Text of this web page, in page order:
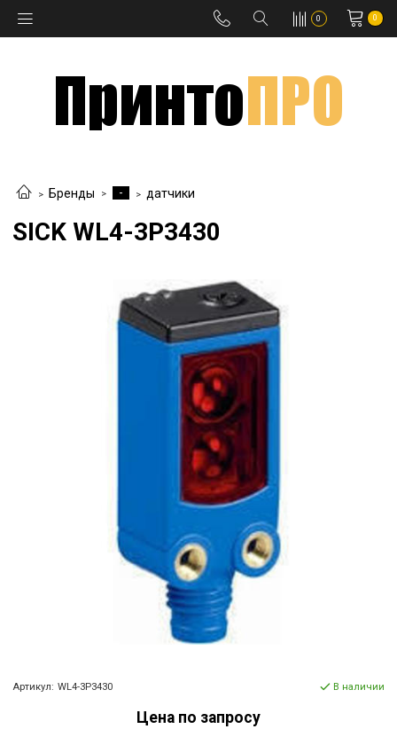
0 0
Бренды - датчики
SICK WL4-3P3430
Артикул: WL4-3P3430 В наличии
Цена по запросу